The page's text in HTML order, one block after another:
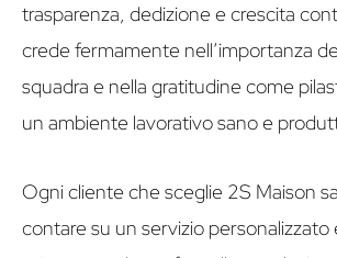
trasparenza, dedizione e crescita
crede fermamente nell’importanza
squadra e nella gratitudine come
un ambiente lavorativo sano e
Ogni cliente che sceglie 2S Maison
contare su un servizio personalizzato